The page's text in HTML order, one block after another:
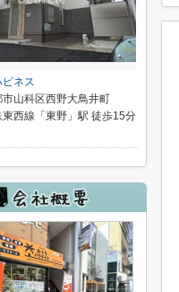
ピネス
山科区西野大鳥井町
西線「東野」駅 徒歩15分